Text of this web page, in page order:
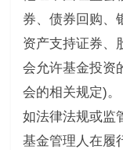
券、债券回购、
资产支持证券、
会允许基金投资
会的相关规定)。
如法律法规或监
基金管理人在履